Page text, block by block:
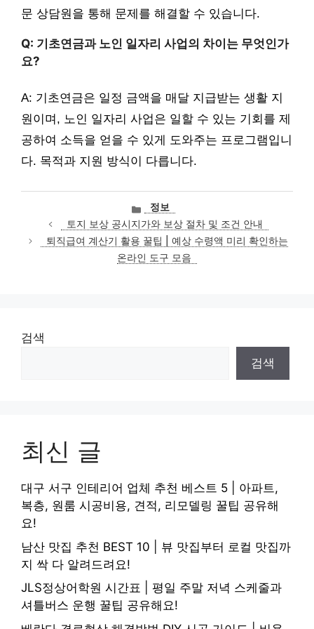
문 상담원을 통해 문제를 해결할 수 있습니다.
Q: 기초연금과 노인 일자리 사업의 차이는 무엇인가
요?
A: 기초연금은 일정 금액을 매달 지급받는 생활 지
원이며, 노인 일자리 사업은 일할 수 있는 기회를 제
공하여 소득을 얻을 수 있게 도와주는 프로그램입니
다. 목적과 지원 방식이 다릅니다.
카
테
고
리
정보
토지 보상 공시지가와 보상 절차 및 조건 안내
퇴직급여 계산기 활용 꿀팁 | 예상 수령액 미리 확인하는
온라인 도구 모음
검색
검색
최신 글
대구 서구 인테리어 업체 추천 베스트 5 | 아파트,
복층, 원룸 시공비용, 견적, 리모델링 꿀팁 공유해
요!
남산 맛집 추천 BEST 10 | 뷰 맛집부터 로컬 맛집까
지 싹 다 알려드려요!
JLS정상어학원 시간표 | 평일 주말 저녁 스케줄과
셔틀버스 운행 꿀팁 공유해요!